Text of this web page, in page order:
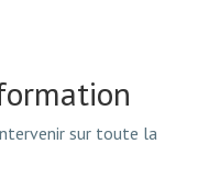
sur toute la